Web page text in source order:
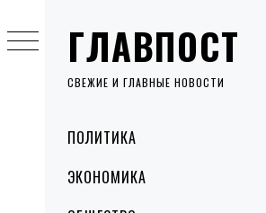
ГЛАВПОСТ
СВЕЖИЕ И ГЛАВНЫЕ НОВОСТИ
MenuПОЛИТИКА
ЭКОНОМИКА
to
content